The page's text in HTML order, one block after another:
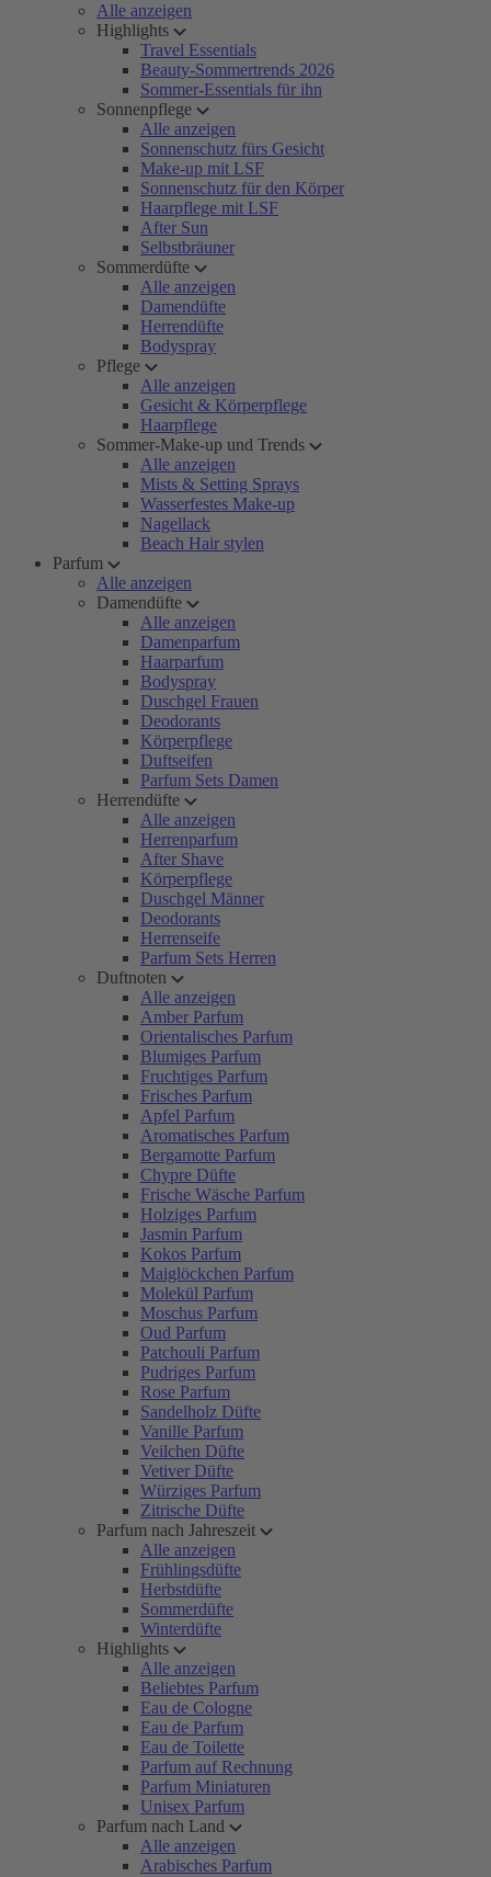
Alle anzeigen
Highlights
Travel Essentials
Beauty-Sommertrends 2026
Sommer-Essentials für ihn
Sonnenpflege
Alle anzeigen
Sonnenschutz fürs Gesicht
Make-up mit LSF
Sonnenschutz für den Körper
Haarpflege mit LSF
After Sun
Selbstbräuner
Sommerdüfte
Alle anzeigen
Damendüfte
Herrendüfte
Bodyspray
Pflege
Alle anzeigen
Gesicht & Körperpflege
Haarpflege
Sommer-Make-up und Trends
Alle anzeigen
Mists & Setting Sprays
Wasserfestes Make-up
Nagellack
Beach Hair stylen
Parfum
Alle anzeigen
Damendüfte
Alle anzeigen
Damenparfum
Haarparfum
Bodyspray
Duschgel Frauen
Deodorants
Körperpflege
Duftseifen
Parfum Sets Damen
Herrendüfte
Alle anzeigen
Herrenparfum
After Shave
Körperpflege
Duschgel Männer
Deodorants
Herrenseife
Parfum Sets Herren
Duftnoten
Alle anzeigen
Amber Parfum
Orientalisches Parfum
Blumiges Parfum
Fruchtiges Parfum
Frisches Parfum
Apfel Parfum
Aromatisches Parfum
Bergamotte Parfum
Chypre Düfte
Frische Wäsche Parfum
Holziges Parfum
Jasmin Parfum
Kokos Parfum
Maiglöckchen Parfum
Molekül Parfum
Moschus Parfum
Oud Parfum
Patchouli Parfum
Pudriges Parfum
Rose Parfum
Sandelholz Düfte
Vanille Parfum
Veilchen Düfte
Vetiver Düfte
Würziges Parfum
Zitrische Düfte
Parfum nach Jahreszeit
Alle anzeigen
Frühlingsdüfte
Herbstdüfte
Sommerdüfte
Winterdüfte
Highlights
Alle anzeigen
Beliebtes Parfum
Eau de Cologne
Eau de Parfum
Eau de Toilette
Parfum auf Rechnung
Parfum Miniaturen
Unisex Parfum
Parfum nach Land
Alle anzeigen
Arabisches Parfum